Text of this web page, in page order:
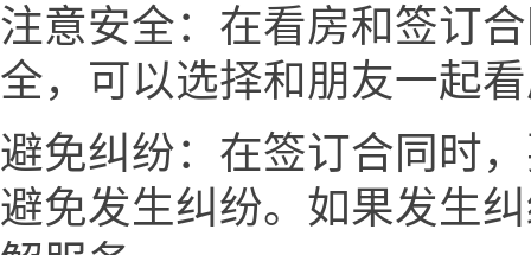
注意安全：在看房和签订
全，可以选择和朋友一起
避免纠纷：在签订合同时
避免发生纠纷。如果发生